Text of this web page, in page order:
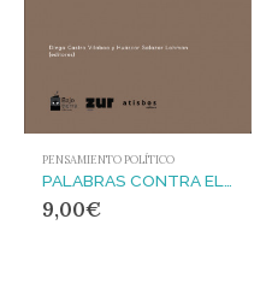
PENSAMIENTO POLÍTICO
9,00€